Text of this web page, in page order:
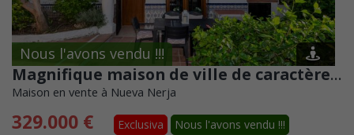
Nous l'avons vendu !!!
Magnifique maison de ville de caractère à vendre à Nueva Nerja, près de la plage de Burriana
Maison en vente à Nueva Nerja
329.000 € Exclusiva
Nous l'avons vendu !!!